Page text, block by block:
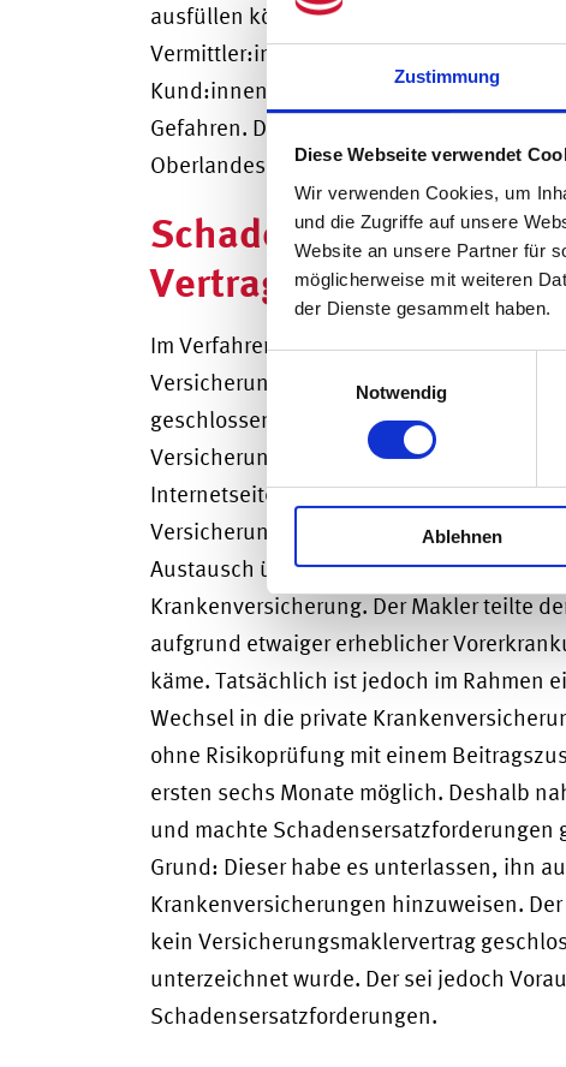
Zustimmung
Diese Webseite verwendet
Wir verwenden Cookies, um
und die Zugriffe auf unsere
Website an unsere Partner für
möglicherweise mit weiteren
der Dienste gesammelt haben.
Notwendig
Ablehnen
ausfüllen können. Ein Urteil des OLG
Vermittler:innen zum Vertragsschluss
Kund:innen aufnehmen müssen, vorbei
Gefahren. Denn der Kontakt zu
Oberlandesgericht nun ausführt.
Schadenersatz nur
Vertragsabschluss
Im Verfahren hatte sich das OLG
Versicherungsmaklervertrag auch ohne
geschlossen werden kann. Im zu
Versicherungsinteressent im Rahmen
Internetseite eines Maklerverbundes
Versicherungsmakler telefonisch bei dem
Austausch über den Wunsch des
Krankenversicherung. Der Makler teilte
aufgrund etwaiger erheblicher
käme. Tatsächlich ist jedoch im Rahmen
Wechsel in die private
ohne Risikoprüfung mit einem
ersten sechs Monate möglich. Deshalb
und machte
Grund: Dieser habe es unterlassen, ihn
Krankenversicherungen hinzuweisen.
kein Versicherungsmaklervertrag
unterzeichnet wurde. Der sei jedoch
Schadensersatzforderungen.